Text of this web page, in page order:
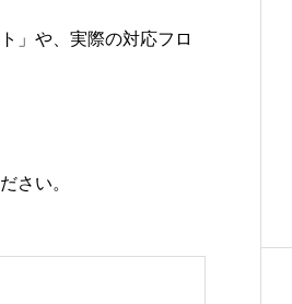
」や、実際の対応フロ
さい。